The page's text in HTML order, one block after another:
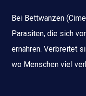
Bei Bettwanzen
Parasiten, die sich
ernähren. Verbreitet
wo Menschen viel